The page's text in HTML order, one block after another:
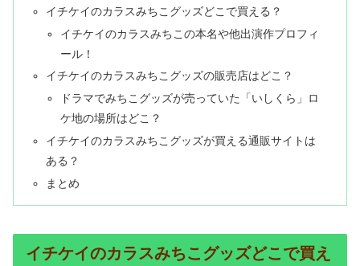
イチケイのカラスみちこグッズどこで買える？
イチケイのカラスみちこの本名や他出演作プロフィ
ール！
イチケイのカラスみちこグッズの販売店はどこ？
ドラマでみちこグッズが売っていた「いしくら」ロ
ケ地の場所はどこ？
イチケイのカラスみちこグッズが買える通販サイトは
ある？
まとめ
イチケイのカラスみちこグッズどこで買え